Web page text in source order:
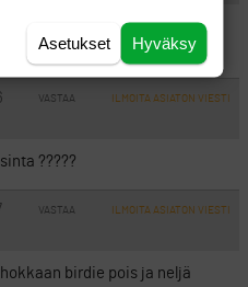
kierrosta alle 70 lyönnillä,
VASTAA ILMOITA ASIATON VIESTI
?????
VASTAA ILMOITA ASIATON VIESTI
birdie pois ja neljä
Hyväksy
Asetukset